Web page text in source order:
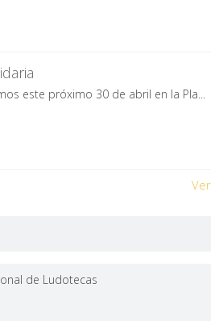
este próximo 30 de abril en la Pla...
Ver
de Ludotecas